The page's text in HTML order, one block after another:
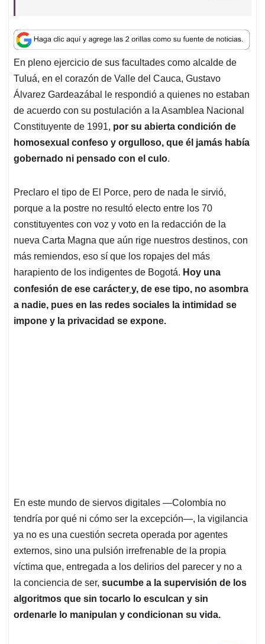
En pleno ejercicio de sus facultades como alcalde de
Tuluá, en el corazón de Valle del Cauca, Gustavo
Álvarez Gardeazábal le respondió a quienes no estaban
de acuerdo con su postulación a la Asamblea Nacional
Constituyente de 1991, por su abierta condición de
homosexual confeso y orgulloso, que él jamás había
gobernado ni pensado con el culo.
Preclaro el tipo de El Porce, pero de nada le sirvió,
porque a la postre no resultó electo entre los 70
constituyentes con voz y voto en la redacción de la
nueva Carta Magna que aún rige nuestros destinos, con
más remiendos, eso sí que los ropajes del más
harapiento de los indigentes de Bogotá. Hoy una
confesión de ese caráctery, de ese tipo, no asombra
a nadie, pues en las redes sociales la intimidad se
impone y la privacidad se expone.
En este mundo de siervos digitales —Colombia no
tendría por qué ni cómo ser la excepción—, la vigilancia
ya no es una cuestión secreta operada por agentes
externos, sino una pulsión irrefrenable de la propia
víctima que, entregada a los delirios del parecer y no a
la conciencia de ser, sucumbe a la supervisión de los
algoritmos que sin tocarlo lo esculcan y sin
ordenarle lo manipulan y condicionan su vida.